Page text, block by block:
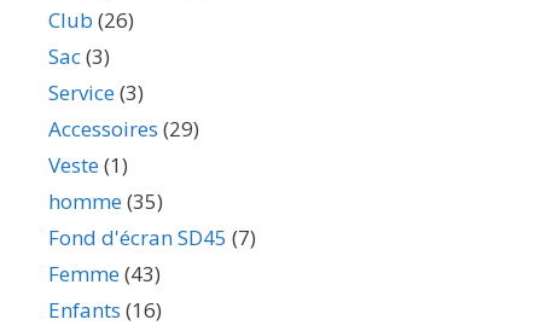
Club (26)
Sac(3)
Service(3)
Accessoires (29)
Veste(1)
homme(35)
Fond d'écran SD45 (7)
Femme(43)
Enfants (16)